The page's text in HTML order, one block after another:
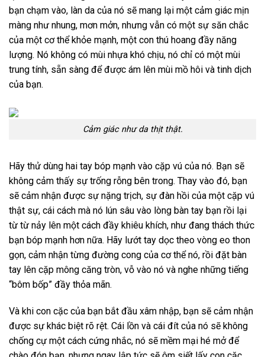
bạn chạm vào, làn da của nó sẽ mang lại một cảm giác mịn
màng như nhung, mơn mởn, nhưng vẫn có một sự săn chắc
của một cơ thể khỏe mạnh, một con thú hoang đầy năng
lượng. Nó không có mùi nhựa khó chịu, nó chỉ có một mùi
trung tính, sẵn sàng để được ám lên mùi mồ hôi và tinh dịch
của bạn.
Cảm giác như da thịt thật.
Hãy thử dùng hai tay bóp mạnh vào cặp vú của nó. Bạn sẽ
không cảm thấy sự trống rỗng bên trong. Thay vào đó, bạn
sẽ cảm nhận được sự nặng trịch, sự đàn hồi của một cặp vú
thật sự, cái cách mà nó lún sâu vào lòng bàn tay bạn rồi lại
từ từ nảy lên một cách đầy khiêu khích, như đang thách thức
bạn bóp mạnh hơn nữa. Hãy lướt tay dọc theo vòng eo thon
gọn, cảm nhận từng đường cong của cơ thể nó, rồi đặt bàn
tay lên cặp mông căng tròn, vỗ vào nó và nghe những tiếng
“bôm bốp” đầy thỏa mãn.
Và khi con cặc của bạn bắt đầu xâm nhập, bạn sẽ cảm nhận
được sự khác biệt rõ rệt. Cái lồn và cái đít của nó sẽ không
chống cự một cách cứng nhắc, nó sẽ mềm mại hé mở để